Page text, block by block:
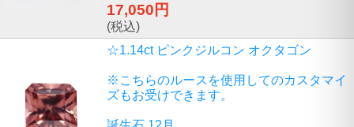
17,050円
(税込)
☆1.14ct ピンクジルコン オクタゴン
※こちらのルースを使用してのカスタマイ
ズもお受けできます。